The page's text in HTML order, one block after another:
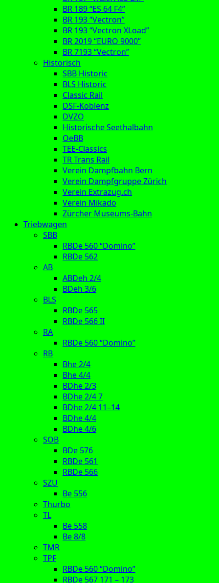
BR 189 “ES 64 F4”
BR 193 “Vectron”
BR 193 “Vectron XLoad”
BR 2019 “EURO 9000”
BR 7193 “Vectron”
Historisch
SBB Historic
BLS Historic
Classic Rail
DSF-Koblenz
DVZO
Historische Seethalbahn
OeBB
TEE-Classics
TR Trans Rail
Verein Dampfbahn Bern
Verein Dampfgruppe Zürich
Verein Extrazug.ch
Verein Mikado
Zürcher Museums-Bahn
Triebwagen
SBB
RBDe 560 “Domino”
RBDe 562
AB
ABDeh 2/4
BDeh 3/6
BLS
RBDe 565
RBDe 566 II
RA
RBDe 560 “Domino”
RB
Bhe 2/4
Bhe 4/4
BDhe 2/3
BDhe 2/4 7
BDhe 2/4 11–14
BDhe 4/4
BDhe 4/6
SOB
BDe 576
RBDe 561
RBDe 566
SZU
Be 556
Thurbo
TL
Be 558
Be 8/8
TMR
TPF
RBDe 560 “Domino”
RBDe 567 171 – 173